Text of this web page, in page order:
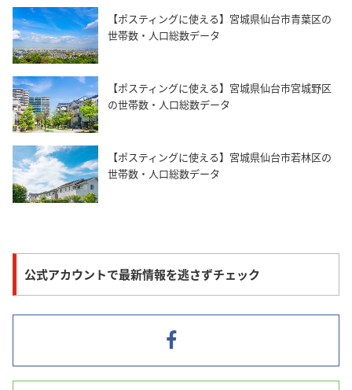
【ポスティングに使える】宮城県仙台市青葉区の
世帯数・人口総数データ
【ポスティングに使える】宮城県仙台市宮城野区
の世帯数・人口総数データ
【ポスティングに使える】宮城県仙台市若林区の
世帯数・人口総数データ
公式アカウントで最新情報を逃さずチェック